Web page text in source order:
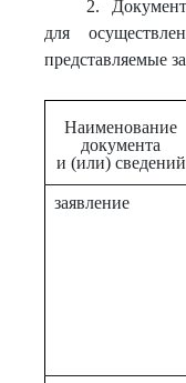
2.
для
представляемые
Наименование
документа
и (или) сведений
заявление